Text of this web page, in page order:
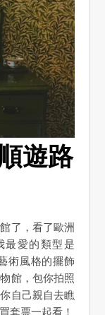
遊路
了，看了歐洲
最愛的類型是
術風格的擺飾
館，包你拍照
自己親自去瞧
套票一起看！